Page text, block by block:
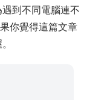
到不同電腦連不
你覺得這篇文章